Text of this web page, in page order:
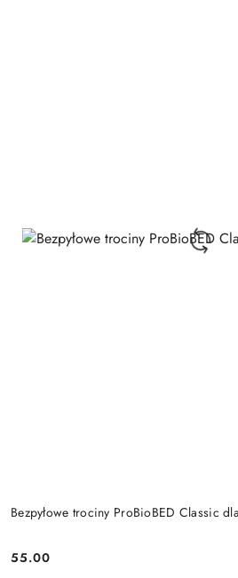
Bezpyłowe trociny ProBioBED Classic
Cena:
55.00